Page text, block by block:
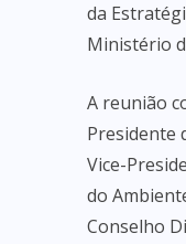
da
Ministério
A reunião
Presidente
Vice-
do
Conselho